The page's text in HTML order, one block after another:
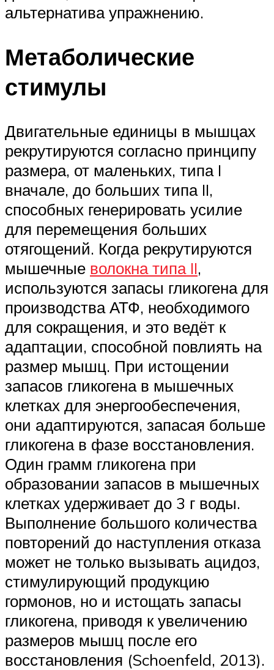
альтернатива упражнению.
Метаболические
стимулы
Двигательные единицы в мышцах
рекрутируются согласно принципу
размера, от маленьких, типа I
вначале, до больших типа II,
способных генерировать усилие
для перемещения больших
отягощений. Когда рекрутируются
мышечные волокна типа II,
используются запасы гликогена для
производства АТФ, необходимого
для сокращения, и это ведёт к
адаптации, способной повлиять на
размер мышц. При истощении
запасов гликогена в мышечных
клетках для энергообеспечения,
они адаптируются, запасая больше
гликогена в фазе восстановления.
Один грамм гликогена при
образовании запасов в мышечных
клетках удерживает до 3 г воды.
Выполнение большого количества
повторений до наступления отказа
может не только вызывать ацидоз,
стимулирующий продукцию
гормонов, но и истощать запасы
гликогена, приводя к увеличению
размеров мышц после его
восстановления (Schoenfeld, 2013).